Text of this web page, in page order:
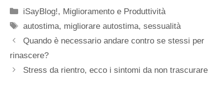
Categorie
iSayBlog!, Miglioramento e Produttività
Tag
autostima, migliorare autostima,sessualità
Quando è necessario andare contro se stessi per
rinascere?
Stress da rientro, ecco i sintomi da non trascurare